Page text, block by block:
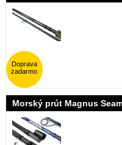
Doprava
zadarmo
Morský prút Magnus